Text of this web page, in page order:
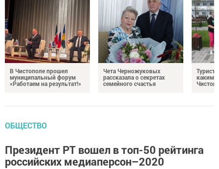
В Чистополе прошел
муниципальный форум
«Работаем на результат!»
Чета Черножуковых
рассказала о секретах
семейного счастья
каким
ОБЩЕСТВО
Президент РТ вошел в топ-50 рейтинга
российских медиаперсон–2020